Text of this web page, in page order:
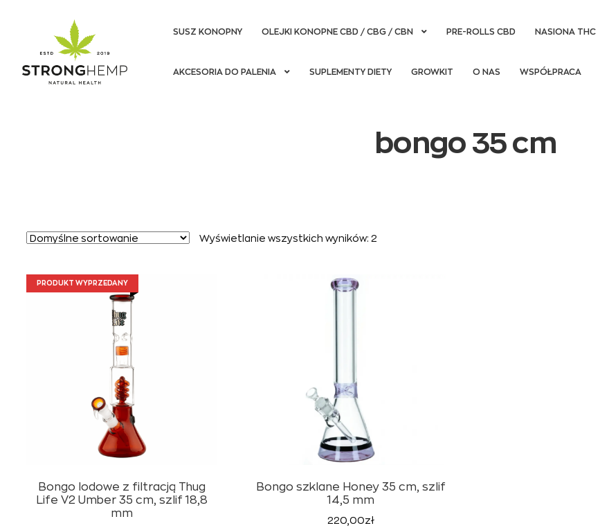
do
do
SUSZ KONOPNY OLEJKI KONOPNE CBD / CBG / CBN PRE-ROLLS CBD NASIONA THC
AKCESORIA DO PALENIA SUPLEMENTY DIETY GROWKIT O NAS WSPÓŁPRACA
bongo 35 cm
Wyświetlanie wszystkich wyników: 2
PRODUKT WYPRZEDANY
Bongo lodowe z filtracją Thug
Life V2 Umber 35 cm, szlif 18,8
mm
Bongo szklane Honey 35 cm, szlif
14,5 mm
220,00zł